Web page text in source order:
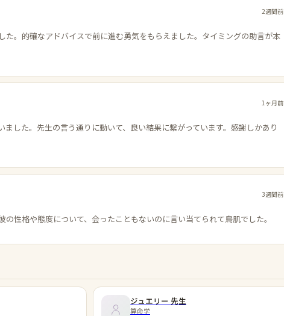
2週間前
た。的確なアドバイスで前に進む勇気をもらえました。タイミングの助言が本
1ヶ月前
ました。先生の言う通りに動いて、良い結果に繋がっています。感謝しかあり
3週間前
の性格や態度について、会ったこともないのに言い当てられて鳥肌でした。
ジュエリー 先生
算命学